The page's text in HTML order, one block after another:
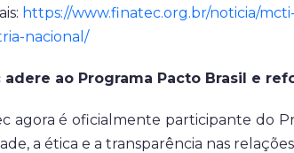
https://www.finatec.org.br/noticia/
nacional/
adere ao Programa Pacto Brasil e
agora é oficialmente participante do
a ética e a transparência nas